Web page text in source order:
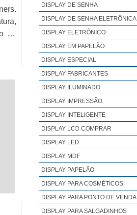
de
DISPLAY DE SENHA
DISPLAY DE SENHA ELETRÔNICA
DISPLAY ELETRÔNICO
DISPLAY EM PAPELÃO
DISPLAY ESPECIAL
DISPLAY FABRICANTES
DISPLAY ILUMINADO
DISPLAY IMPRESSÃO
DISPLAY INTELIGENTE
DISPLAY LCD COMPRAR
DISPLAY LED
DISPLAY MDF
DISPLAY PAPELÃO
DISPLAY PARA COSMÉTICOS
DISPLAY PARA PONTO DE VENDA
DISPLAY PARA SALGADINHOS